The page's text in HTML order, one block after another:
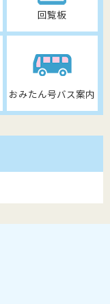
回覧板
おみたん号バス案内